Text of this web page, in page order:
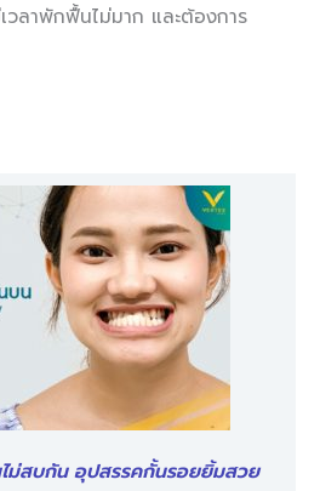
วลาพักฟื้นไม่มาก และต้องการ
สบกัน อุปสรรคกั้นรอยยิ้มสวย